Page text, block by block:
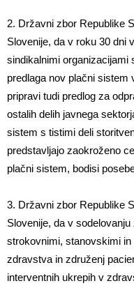
2. Državni zbor Republike
Slovenije, da v roku 30 dni
sindikalnimi organizacijami
predlaga nov plačni
pripravi tudi predlog za
ostalih delih javnega
sistem s tistimi deli
predstavljajo zaokroženo
plačni sistem, bodisi
3. Državni zbor Republike
Slovenije, da v
strokovnimi, stanovskimi
zdravstva in združenj
interventnih ukrepih v